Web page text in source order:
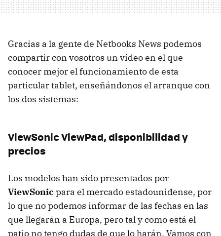
Gracias a la gente de Netbooks News podemos
compartir con vosotros un vídeo en el que
conocer mejor el funcionamiento de esta
particular tablet, enseñándonos el arranque con
los dos sistemas:
ViewSonic ViewPad, disponibilidad y
precios
Los modelos han sido presentados por
ViewSonic para el mercado estadounidense, por
lo que no podemos informar de las fechas en las
que llegarán a Europa, pero tal y como está el
patio no tengo dudas de que lo harán. Vamos con